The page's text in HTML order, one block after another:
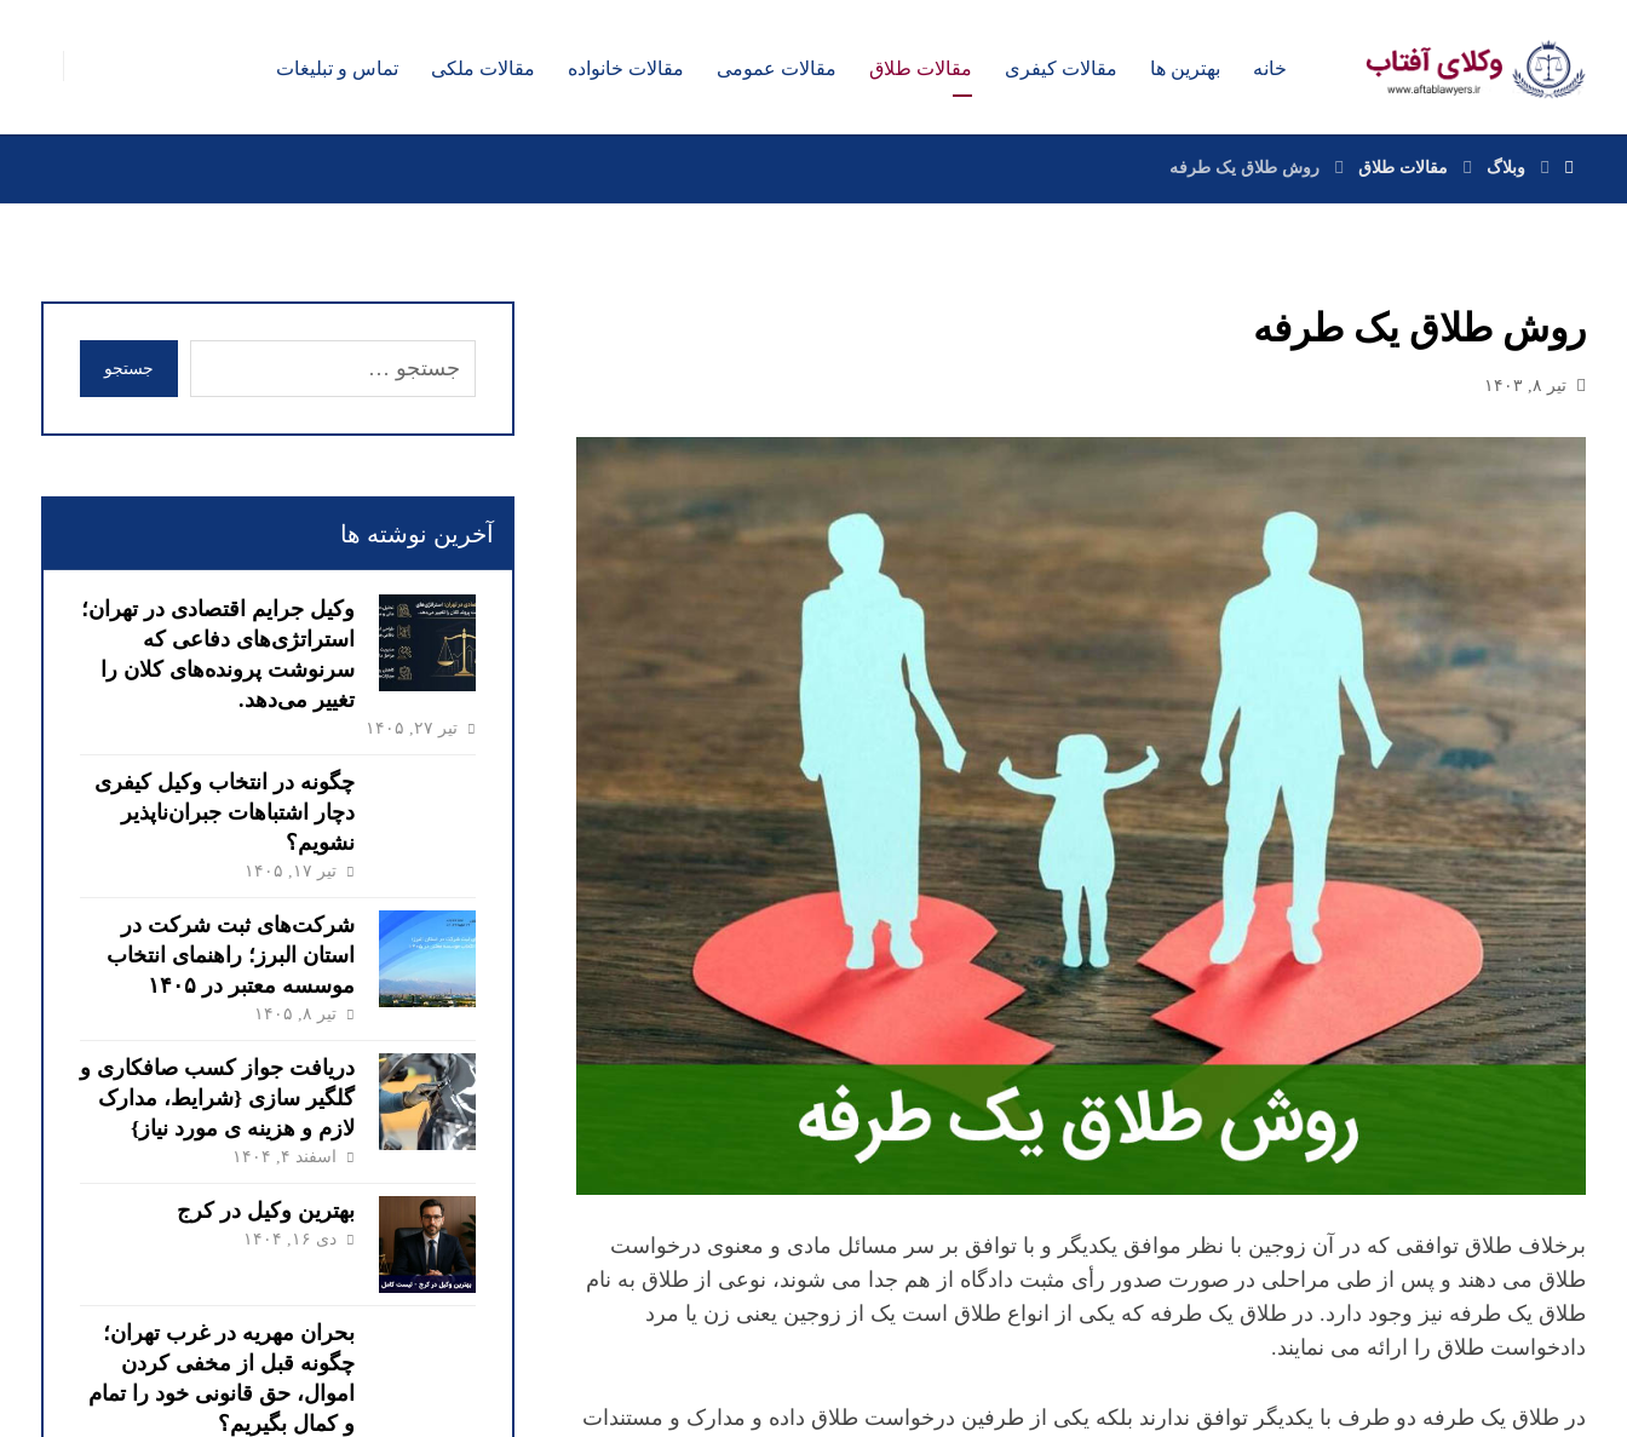
خانه بهترین ها مقالات کیفری مقالات طلاق مقالات عمومی مقالات خانواده مقالات ملکی تماس و تبلیغات
وبلاگ مقالات طلاق روش طلاق یک طرفه
روش طلاق یک طرفه
تیر ۸, ۱۴۰۳
برخلاف طلاق توافقی که در آن زوجین با نظر موافق یکدیگر و با توافق بر سر مسائل مادی و معنوی درخواست
طلاق می دهند و پس از طی مراحلی در صورت صدور رأی مثبت دادگاه از هم جدا می شوند، نوعی از طلاق به نام
طلاق یک طرفه نیز وجود دارد. در طلاق یک طرفه که یکی از انواع طلاق است یک از زوجین یعنی زن یا مرد
دادخواست طلاق را ارائه می نمایند.
در طلاق یک طرفه دو طرف با یکدیگر توافق ندارند بلکه یکی از طرفین درخواست طلاق داده و مدارک و مستندات
جستجو
آخرین نوشته ها
وکیل جرایم اقتصادی در تهران؛
استراتژی‌های دفاعی که
سرنوشت پرونده‌های کلان را
تغییر می‌دهد.
تیر ۲۷, ۱۴۰۵
چگونه در انتخاب وکیل کیفری
دچار اشتباهات جبران‌ناپذیر
نشویم؟
تیر ۱۷, ۱۴۰۵
شرکت‌های ثبت شرکت در
استان البرز؛ راهنمای انتخاب
موسسه معتبر در ۱۴۰۵
تیر ۸, ۱۴۰۵
دریافت جواز کسب صافکاری و
گلگیر سازی {شرایط، مدارک
لازم و هزینه ی مورد نیاز}
اسفند ۴, ۱۴۰۴
بهترین وکیل در کرج
دی ۱۶, ۱۴۰۴
بحران مهریه در غرب تهران؛
چگونه قبل از مخفی کردن
اموال، حق قانونی خود را تمام
و کمال بگیریم؟